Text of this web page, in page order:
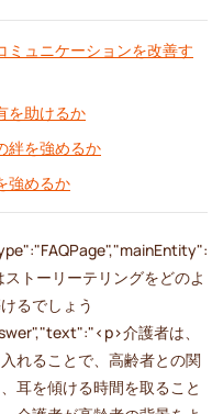
ミュニケーションを改善す
を助けるか
絆を強めるか
強めるか
トーリーテリングをどのよ
るでしょう
介護者は、
れることで、高齢者との関
耳を傾ける時間を取ること